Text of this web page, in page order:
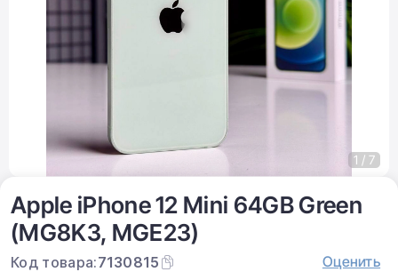
Apple iPhone 12 Mini 64GB Green
(MG8K3, MGE23)
Код товара:7130815 Оценить
1 / 7